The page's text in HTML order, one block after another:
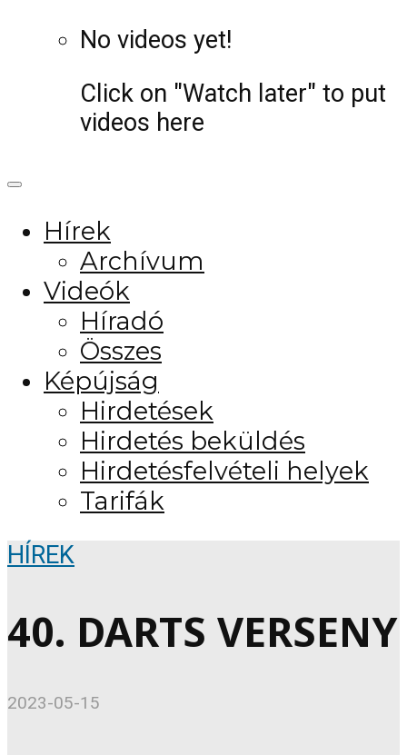
No videos yet!
Click on "Watch later" to put
videos here
Hírek
Archívum
Videók
Híradó
Összes
Képújság
Hirdetések
Hirdetés beküldés
Hirdetésfelvételi helyek
Tarifák
HÍREK
40. DARTS VERSENY
2023-05-15